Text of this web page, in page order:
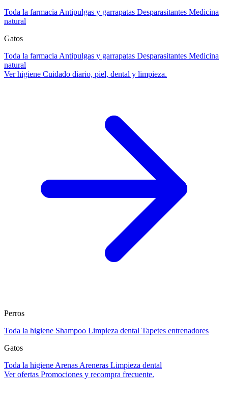
Toda la farmacia Antipulgas y garrapatas Desparasitantes Medicina
natural
Gatos
Toda la farmacia Antipulgas y garrapatas Desparasitantes Medicina
natural
Ver higiene Cuidado diario, piel, dental y limpieza.
Perros
Toda la higiene Shampoo Limpieza dental Tapetes entrenadores
Gatos
Toda la higiene Arenas Areneras Limpieza dental
Ver ofertas Promociones y recompra frecuente.